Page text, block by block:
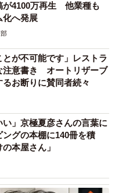
が4100万再生 他業種も
化へ発展
とが不可能です」レストラ
注意書き オートリザーブ
お断りに賛同者続々
い」京極夏彦さんの言葉に
グの本棚に140冊を積
本屋さん」